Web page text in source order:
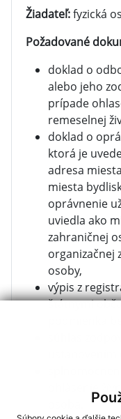
Žiadateľ:fyzická
Požadované
doklad o
alebo jeho
prípade
remeselnej
doklad o
ktorá je
adresa
miesta
oprávnenie
uviedla ako
zahraničnej
organizačnej
osoby,
výpis z
štátnymi
ohlásenie